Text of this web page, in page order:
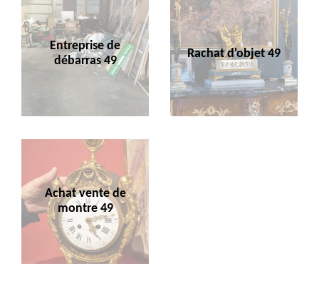
Entreprise de
débarras 49
Rachat d'objet 49
Achat vente de
montre 49